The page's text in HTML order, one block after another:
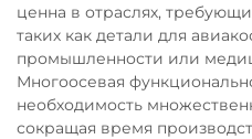
ценна в отраслях,
таких как детали для
промышленности или
Многоосевая
необходимость
сокращая время